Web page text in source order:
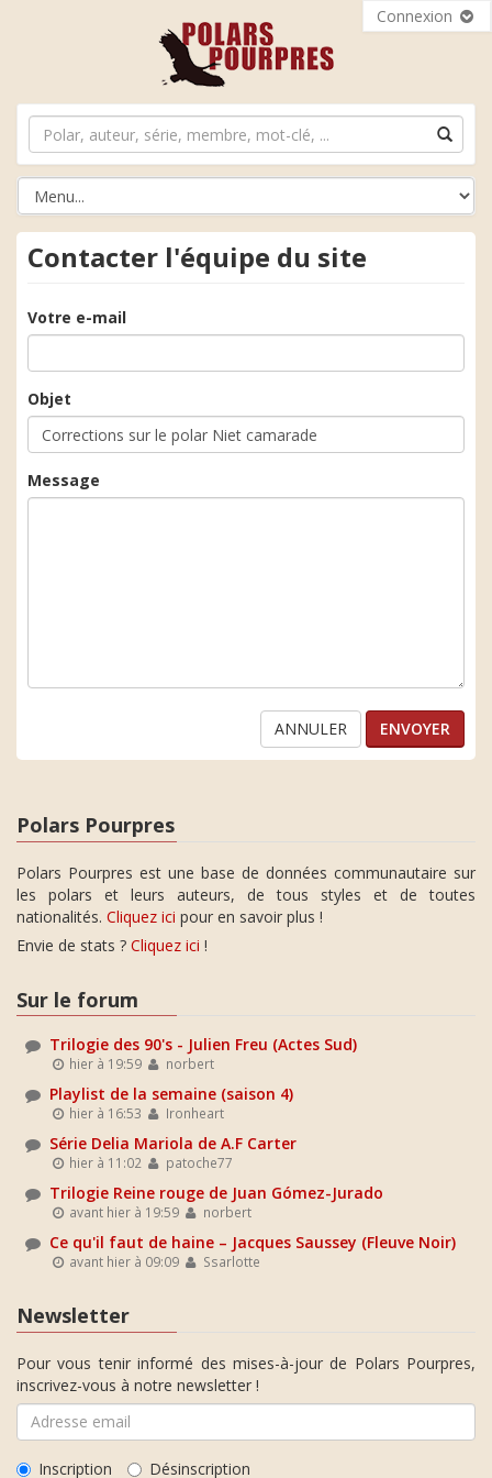
Connexion
Contacter l'équipe du site
Votre e-mail
Objet
Message
ANNULER
Polars Pourpres
Polars Pourpres est une base de données communautaire sur
les polars et leurs auteurs, de tous styles et de toutes
nationalités. Cliquez ici pour en savoir plus !
Envie de stats ? Cliquez ici !
Sur le forum
Trilogie des 90's - Julien Freu (Actes Sud)
hier à 19:59 norbert
Playlist de la semaine (saison 4)
hier à 16:53 Ironheart
Série Delia Mariola de A.F Carter
hier à 11:02 patoche77
Trilogie Reine rouge de Juan Gómez-Jurado
avant hier à 19:59 norbert
Ce qu'il faut de haine – Jacques Saussey (Fleuve Noir)
avant hier à 09:09 Ssarlotte
Newsletter
Pour vous tenir informé des mises-à-jour de Polars Pourpres,
inscrivez-vous à notre newsletter !
Inscription Désinscription